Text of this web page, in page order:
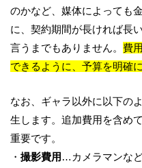
のかなど、媒体によっても
に、契約期間が長ければ長
言うまでもありません。 費
できるように、予算を明確
なお、ギャラ以外に以下の
生します。追加費用を含め
重要です。
・ 撮影費用 …カメラマンな